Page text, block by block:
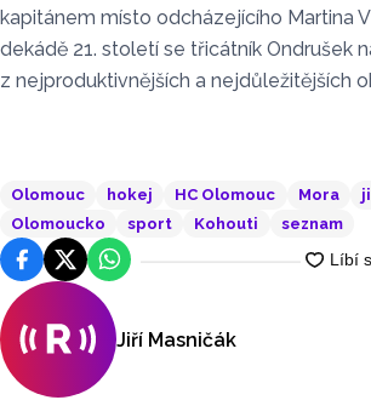
kapitánem místo odcházejícího Martina
dekádě 21. století se třicátník Ondrušek
z nejproduktivnějších a nejdůležitějších
Olomouc hokej HC Olomouc Mora
Olomoucko
sport Kohouti seznam
FacebookPlatforma X
WhatsApp
Jiří Masničák